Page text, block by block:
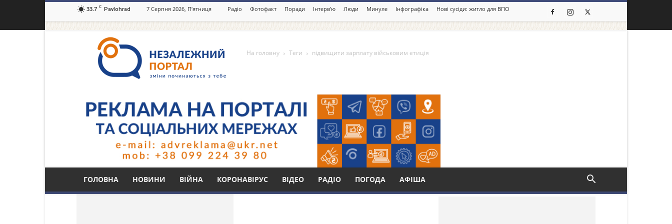
33.7 C Pavlohrad 7 Серпня 2026, П’ятниця Радіо Фотофакт Поради Інтерв’ю Люди Минуле Інфографіка Нові сусіди: житло для ВПО
портал
Павлоград.dp.ua
ГОЛОВНА НОВИНИ ВІЙНА КОРОНАВІРУС ВІДЕО РАДІО ПОГОДА АФІША
На головну Теги підвищити зарплату військовим етиція
Тег: підвищити зарплату військовим етиція